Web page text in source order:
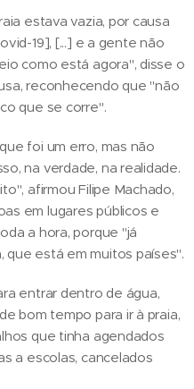
estava vazia, por causa
19], [...] e a gente não
como está agora", disse o
reconhecendo que "não
que se corre".
foi um erro, mas não
na verdade, na realidade.
afirmou Filipe Machado,
em lugares públicos e
a hora, porque "já
que está em muitos países".
entrar dentro de água,
bom tempo para ir à praia,
que tinha agendados
a escolas, cancelados